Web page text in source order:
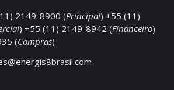
2149-8900 (Principal) +55 (11)
) +55 (11) 2149-8942 (Financeiro)
(Compras)